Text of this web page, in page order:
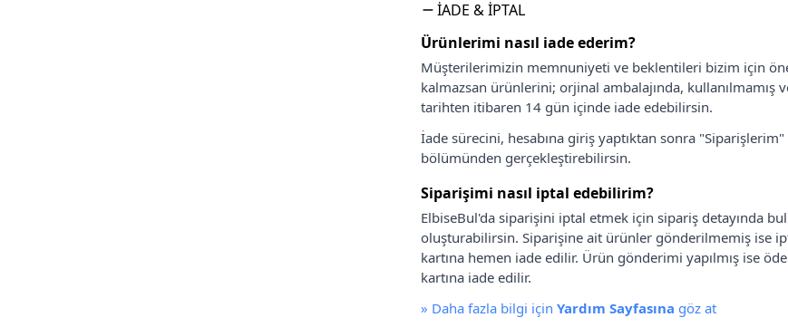
İADE & İPTAL
Ürünlerimi nasıl iade ederim?
Müşterilerimizin memnuniyeti ve beklentileri bizim için
kalmazsan ürünlerini; orjinal ambalajında, kullanılmamış
tarihten itibaren 14 gün içinde iade edebilirsin.
İade sürecini, hesabına giriş yaptıktan sonra
bölümünden gerçekleştirebilirsin.
Siparişimi nasıl iptal edebilirim?
ElbiseBul'da siparişini iptal etmek için sipariş detayında
oluşturabilirsin. Siparişine ait ürünler gönderilmemiş ise
kartına hemen iade edilir. Ürün gönderimi yapılmış ise
kartına iade edilir.
» Daha fazla bilgi için Yardım Sayfasına göz at